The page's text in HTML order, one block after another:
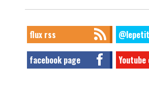
flux rss
facebook page Youtube